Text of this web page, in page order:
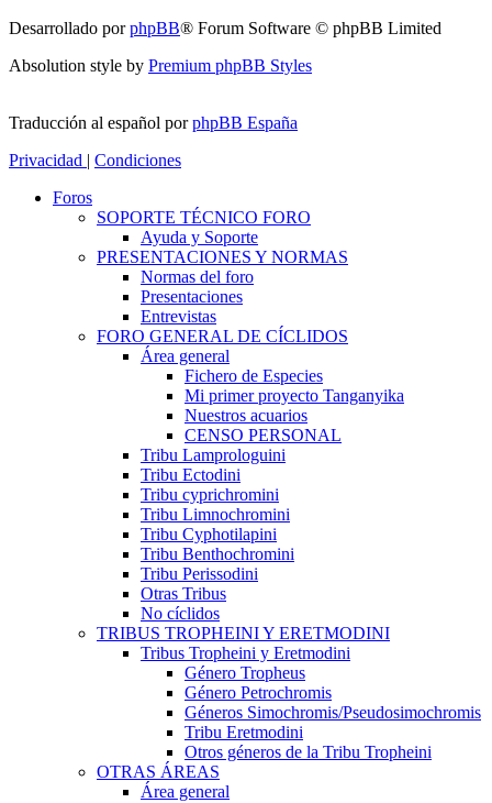
Desarrollado porphpBB® Forum Software © phpBB Limited
Absolution style by Premium phpBB Styles
Traducción al español porphpBB España
Privacidad | Condiciones
Foros
SOPORTE TÉCNICO FORO
Ayuda y Soporte
PRESENTACIONES Y NORMAS
Normas del foro
Presentaciones
Entrevistas
FORO GENERAL DE CÍCLIDOS
Área general
Fichero de Especies
Mi primer proyecto Tanganyika
Nuestros acuarios
CENSO PERSONAL
Tribu Lamprologuini
Tribu Ectodini
Tribu cyprichromini
Tribu Limnochromini
Tribu Cyphotilapini
Tribu Benthochromini
Tribu Perissodini
Otras Tribus
No cíclidos
TRIBUS TROPHEINI Y ERETMODINI
Tribus Tropheini y Eretmodini
Género Tropheus
Género Petrochromis
Géneros Simochromis/Pseudosimochromis
Tribu Eretmodini
Otros géneros de la Tribu Tropheini
OTRAS ÁREAS
Área general